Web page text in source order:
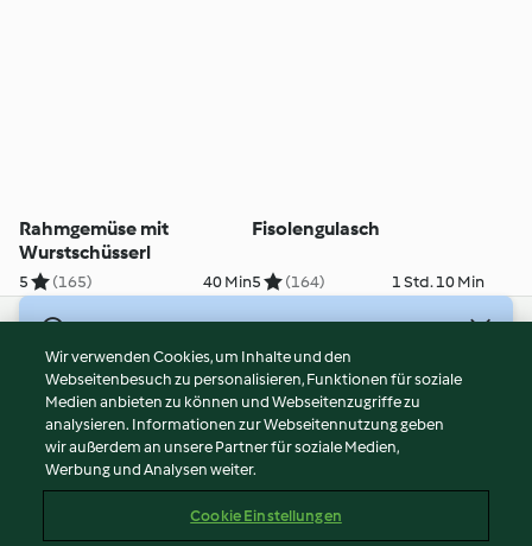
Rahmgemüse mit
Wurstschüsserl
5 (165) 40 Min
Fisolengulasch
5 (164) 1 Std. 10 Min
Nutzungsbedingungen
Datenschutzrichtlinien
Disclaimer
Impressum
Inhalt melden
Wir verwenden Cookies, um Inhalte und den
Webseitenbesuch zu personalisieren, Funktionen für soziale
Medien anbieten zu können und Webseitenzugriffe zu
analysieren. Informationen zur Webseitennutzung geben
wir außerdem an unsere Partner für soziale Medien,
Werbung und Analysen weiter.
Cookie Einstellungen